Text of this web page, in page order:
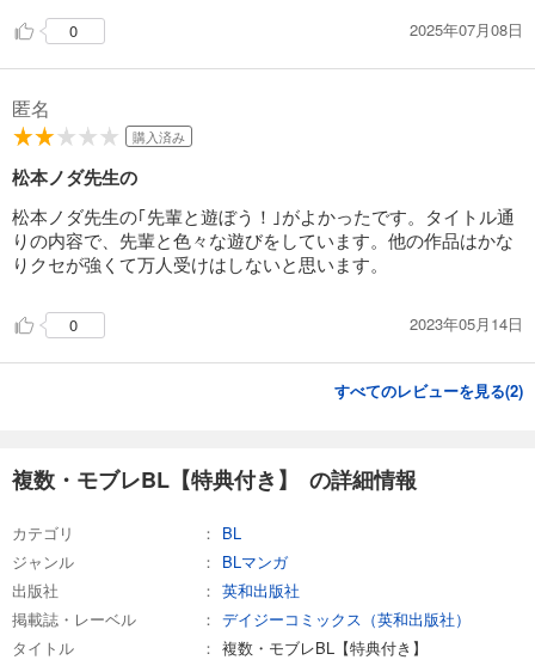
0 2025年07月08日
匿名
購入済み
松本ノダ先生の
松本ノダ先生の｢先輩と遊ぼう！｣がよかったです。タイトル通
りの内容で、先輩と色々な遊びをしています。他の作品はかな
りクセが強くて万人受けはしないと思います。
0 2023年05月14日
すべてのレビューを見る(2)
複数・モブレBL【特典付き】 の詳細情報
カテゴリ
BL
ジャンル
BLマンガ
出版社
英和出版社
掲載誌・レーベル
デイジーコミックス（英和出版社）
タイトル
複数・モブレBL【特典付き】